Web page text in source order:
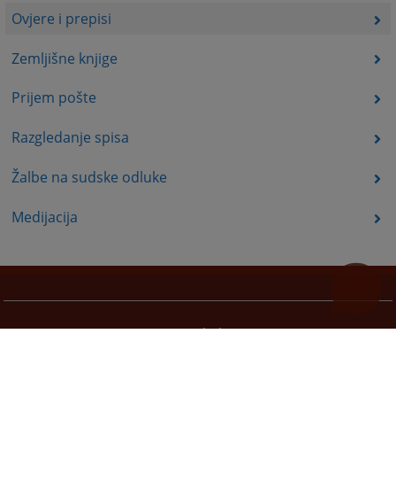
Ovjere i prepisi
Zemljišne knjige
Prijem pošte
Razgledanje spisa
Žalbe na sudske odluke
Medijacija
Korisni linkovi